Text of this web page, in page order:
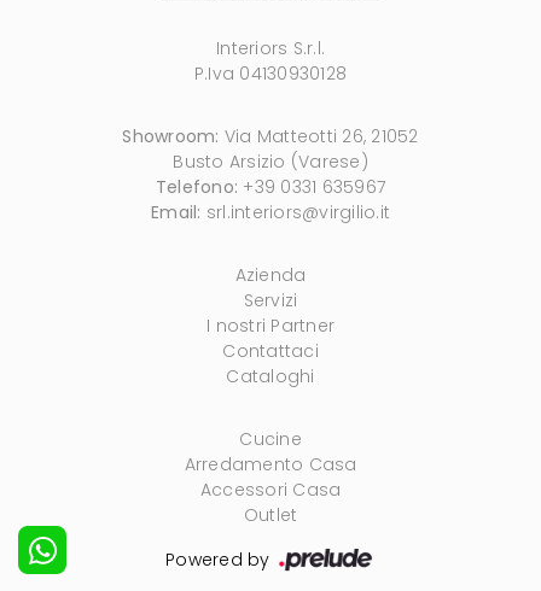
Interiors S.r.l.
P.Iva 04130930128
Showroom: Via Matteotti 26, 21052
Busto Arsizio (Varese)
Telefono: +39 0331 635967
Email: srl.interiors@virgilio.it
Azienda
Servizi
I nostri Partner
Contattaci
Cataloghi
Cucine
Arredamento Casa
Accessori Casa
Outlet
Powered by